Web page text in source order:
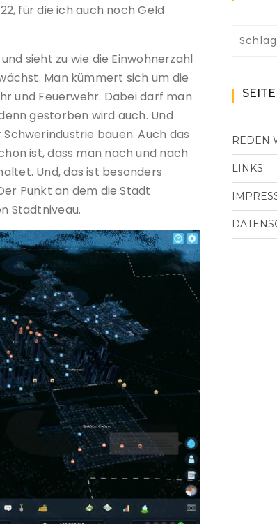
für die ich auch noch Geld
sieht zu wie die Einwohnerzahl
Man kümmert sich um die
und Feuerwehr. Dabei darf man
gestorben wird auch. Und
bauen. Auch das
ist, dass man nach und nach
Und, das ist besonders
Punkt an dem die Stadt
Stadtniveau.
REDEN
LINKS